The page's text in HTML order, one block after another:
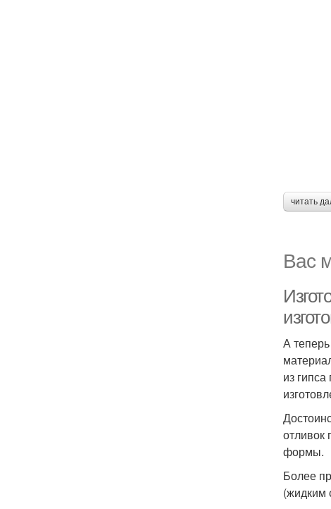
читать
Вас
А
из
отливок
формы.
Более
(жидким